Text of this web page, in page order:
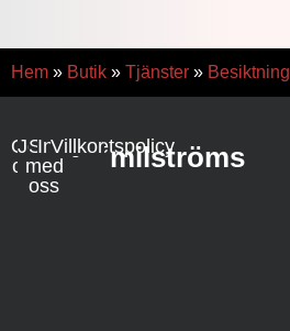
Hem » Butik » Tjänster » Besiktning
Om
oss
Jobba
med
oss
Samarbete
Integritetspolicy
Villkor milströms